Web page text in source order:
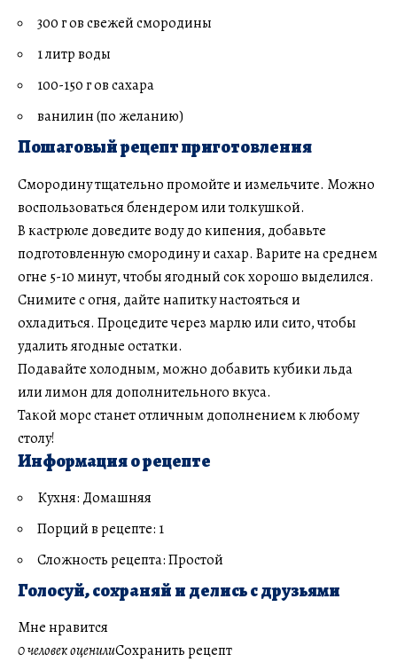
300 г ов свежей смородины
1 литр воды
100-150 г ов сахара
ванилин (по желанию)
Пошаговый рецепт приготовления
Смородину тщательно промойте и измельчите. Можно
воспользоваться блендером или толкушкой.
В кастрюле доведите воду до кипения, добавьте
подготовленную смородину и сахар. Варите на среднем
огне 5-10 минут, чтобы ягодный сок хорошо выделился.
Снимите с огня, дайте напитку настояться и
охладиться. Процедите через марлю или сито, чтобы
удалить ягодные остатки.
Подавайте холодным, можно добавить кубики льда
или лимон для дополнительного вкуса.
Такой морс станет отличным дополнением к любому
столу!
Информация о рецепте
Кухня: Домашняя
Порций в рецепте: 1
Сложность рецепта: Простой
Голосуй, сохраняй и делись с друзьями
Мне нравится
0 человек оценилиСохранить рецепт